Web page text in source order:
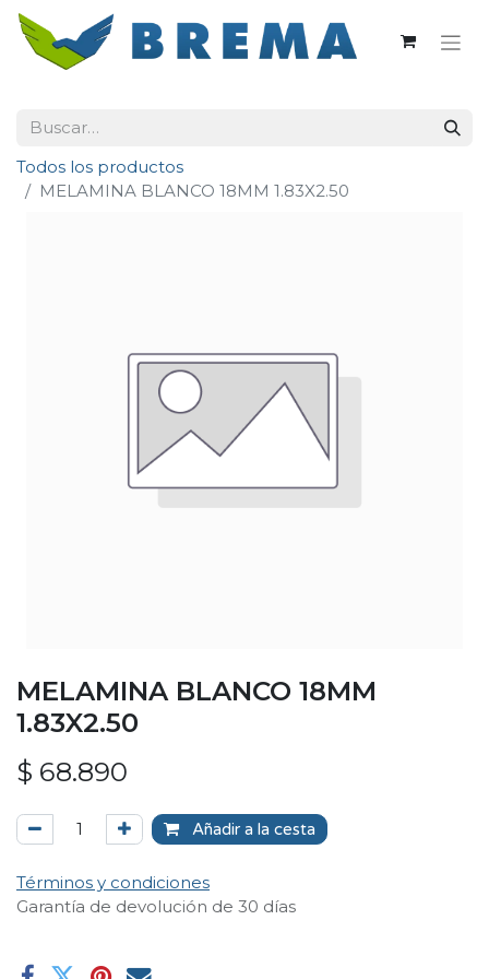
Todos los productos
MELAMINA BLANCO 18MM 1.83X2.50
MELAMINA BLANCO 18MM
1.83X2.50
$ 68.890
Añadir a la cesta
Términos y condiciones
Garantía de devolución de 30 días